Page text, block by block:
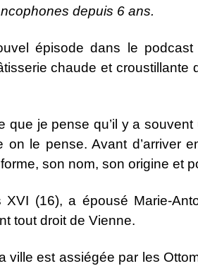
depuis 6 ans.
épisode dans le podcast
chaude et
je pense qu’il y a
le pense. Avant d’arriver
son nom, son origine et
(16), a épousé Marie-
tout droit de Vienne.
ville est assiégée par les